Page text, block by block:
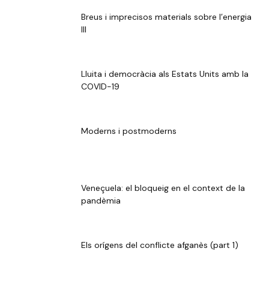
Breus i imprecisos materials sobre l’energia
III
Lluita i democràcia als Estats Units amb la
COVID-19
Moderns i postmoderns
Veneçuela: el bloqueig en el context de la
pandèmia
Els orígens del conflicte afganès (part 1)